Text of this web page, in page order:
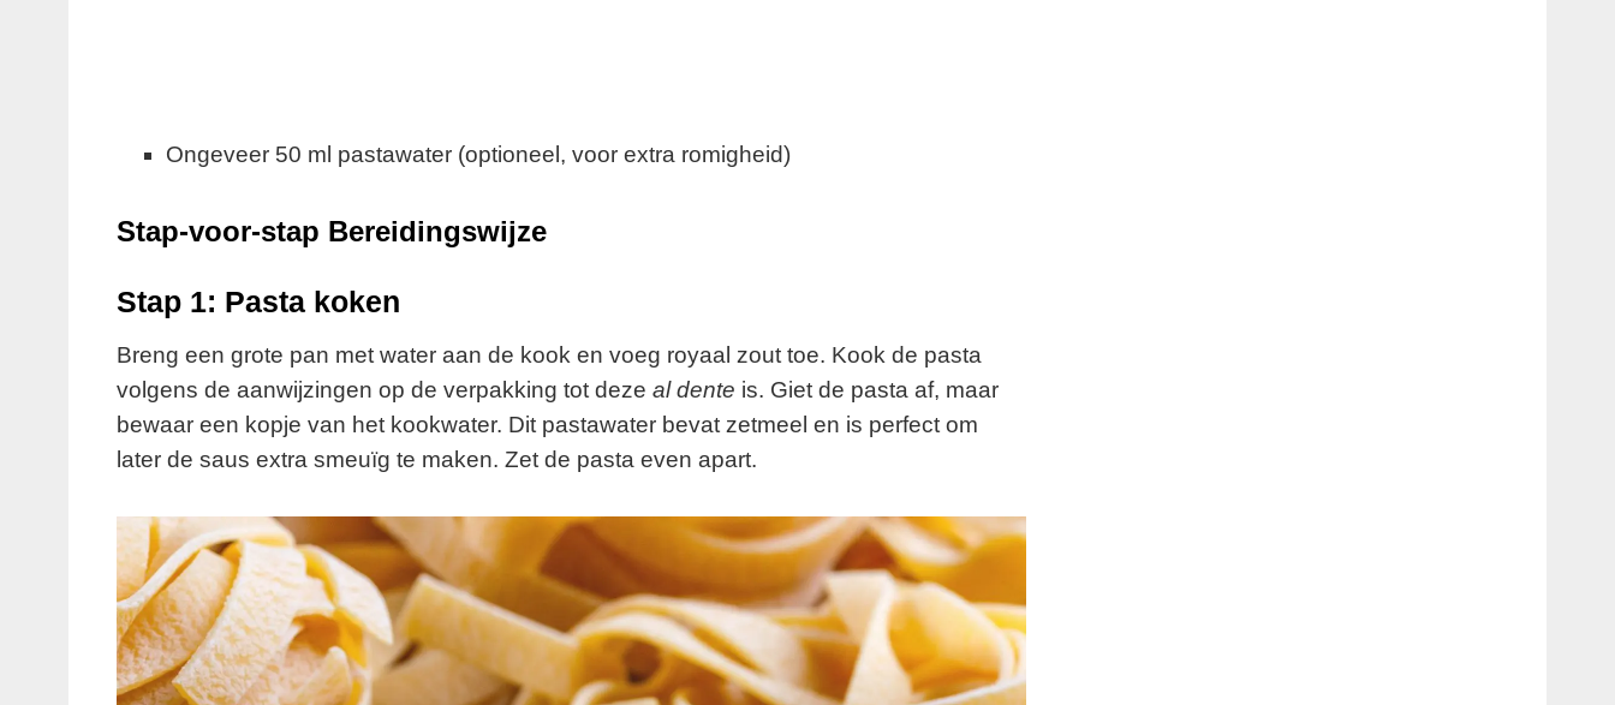
Ongeveer 50 ml pastawater (optioneel, voor extra romigheid)
Stap-voor-stap Bereidingswijze
Stap 1: Pasta koken
Breng een grote pan met water aan de kook en voeg royaal zout toe. Kook de pasta
volgens de aanwijzingen op de verpakking tot deze al dente is. Giet de pasta af, maar
bewaar een kopje van het kookwater. Dit pastawater bevat zetmeel en is perfect om
later de saus extra smeuïg te maken. Zet de pasta even apart.